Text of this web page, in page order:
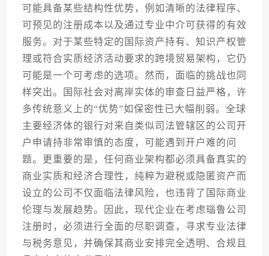
可能具备某些结构性优势，例如清晰的法律程序、
可预见的注册成本以及通过专业中介可获得的有效
服务。对于某些特定的国际资产持有、知识产权管
理或符合实质经济活动要求的跨境贸易架构，它仍
可能是一个可考虑的选项。然而，面临的挑战也同
样突出。国际社会对离岸实体的审查日益严格，许
多传统意义上的“优势”如保密性已大幅削弱。全球
主要经济体的银行对来自类似司法管辖区的公司开
户申请持非常审慎的态度，可能遇到开户难的问
题。更重要的是，任何商业架构都必须具备真实的
商业实质和经济合理性，纯粹为避税或隐匿资产而
设立的公司不仅面临法律风险，也违背了国际商业
伦理与发展趋势。因此，现代企业在考虑瑙鲁公司
注册时，必须进行全面的尽职调查，寻求专业法律
与税务意见，并确保其商业安排完全透明、合规且